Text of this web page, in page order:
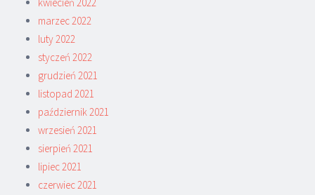
marzec 2022
luty 2022
styczeń 2022
grudzień 2021
listopad 2021
październik 2021
wrzesień 2021
sierpień 2021
lipiec 2021
czerwiec 2021